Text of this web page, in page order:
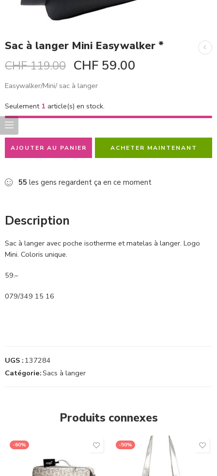
Sac à langer Mini Easywalker *
CHF119.00 CHF 59.00
Easywalker/Mini/ sac à langer
Seulement 1 article(s) en stock.
AJOUTER AU PANIER ACHETER MAINTENANT
55 les gens regardent ça en ce moment
Description
Sac à langer avec poche isotherme et matelas à langer. Logo
Mini. Coloris unique.
59.–
079/349 15 16
UGS : 137284
Catégorie:Sacs à langer
Produits connexes
-60% -50%